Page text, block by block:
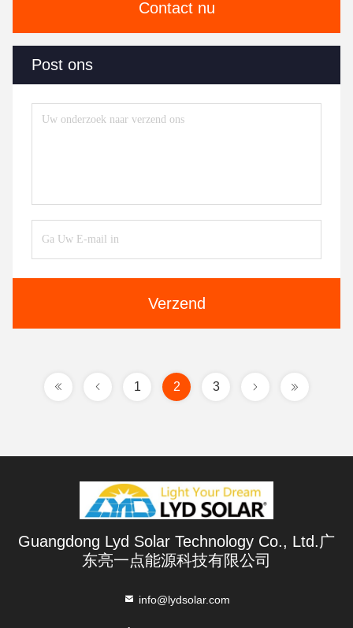
Contact nu
Post ons
Verzend
1 2 3
Guangdong Lyd Solar Technology Co., Ltd.广
东亮一点能源科技有限公司
info@lydsolar.com